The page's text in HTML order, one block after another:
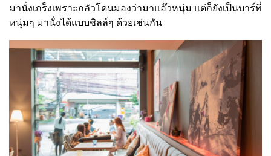
มานั่งเกร็งเพราะกลัวโดนมองว่ามาแอ๊วหนุ่ม แต่ก็ยังเป็นบาร์ที่
หนุ่มๆ มานั่งได้แบบชิลล์ๆ ด้วยเช่นกัน